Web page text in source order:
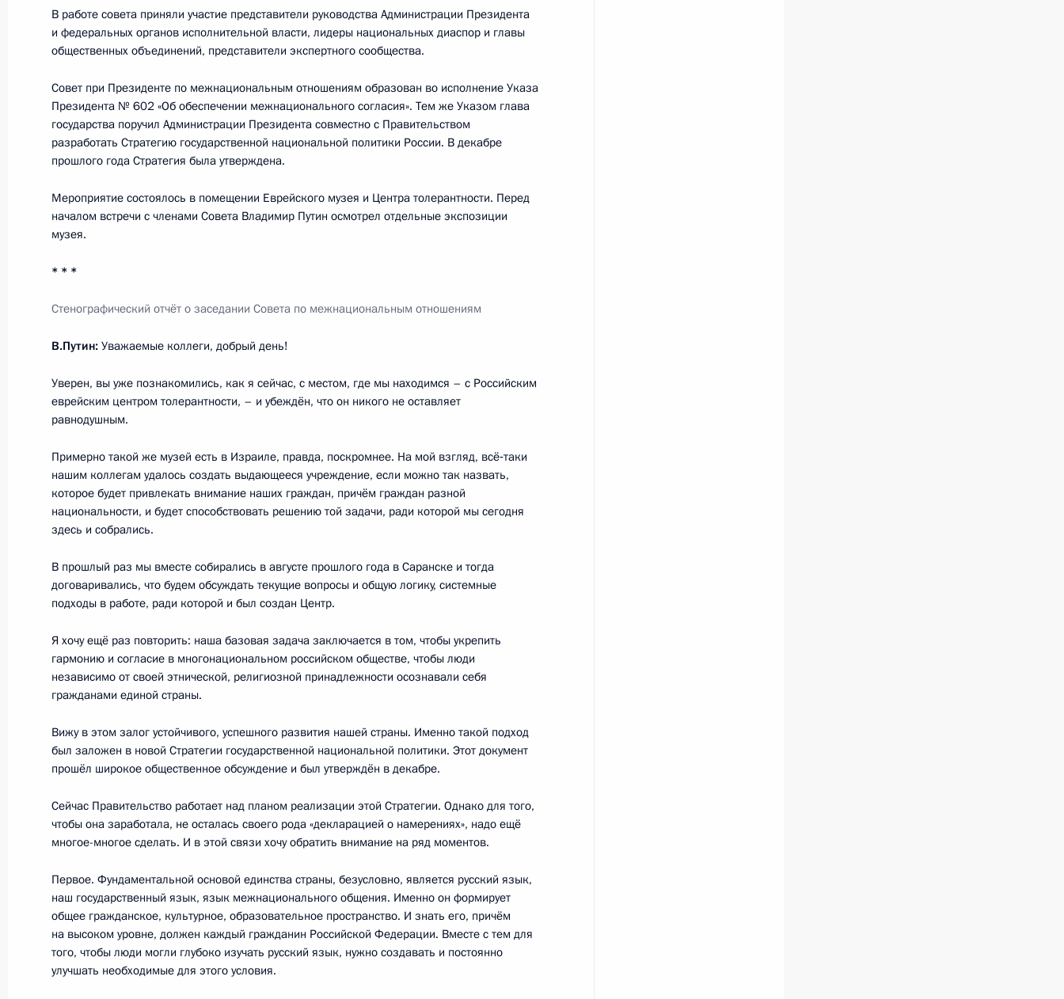
22 октября 2013 года, вторник
Заседание Совета по межнациональным отношениям
22 октября 2013 года, 19:10 Уфа
Заседание президиума Совета по межнациональным
4 июля 2013 года, четверг
отношениям
4 июля 2013 года, 18:00
17 марта 2013 года, воскресенье
Перечень поручений по итогам заседания Совета
17 марта 2013 года, 18:00
21 февраля 2013 года, четверг
Внесены изменения в состав Совета по межнациональным
отношениям
21 февраля 2013 года, 16:45
19 февраля 2013 года, вторник
Заседание Совета по межнациональным отношениям
19 января 2013 года, суббота
Об исполнении поручения Президента о проведении
В работе совета приняли участие представители руководства Администрации Президента
и федеральных органов исполнительной власти, лидеры национальных диаспор и главы
общественных объединений, представители экспертного сообщества.
Совет при Президенте по межнациональным отношениям образован во исполнение Указа
Президента № 602 «Об обеспечении межнационального согласия». Тем же Указом глава
государства поручил Администрации Президента совместно с Правительством
разработать Стратегию государственной национальной политики России. В декабре
прошлого года Стратегия была утверждена.
Мероприятие состоялось в помещении Еврейского музея и Центра толерантности. Перед
началом встречи с членами Совета Владимир Путин осмотрел отдельные экспозиции
музея.
* * *
Стенографический отчёт о заседании Совета по межнациональным отношениям
В.Путин: Уважаемые коллеги, добрый день!
Уверен, вы уже познакомились, как я сейчас, с местом, где мы находимся – с Российским
еврейским центром толерантности, – и убеждён, что он никого не оставляет
равнодушным.
Примерно такой же музей есть в Израиле, правда, поскромнее. На мой взгляд, всё‑таки
нашим коллегам удалось создать выдающееся учреждение, если можно так назвать,
которое будет привлекать внимание наших граждан, причём граждан разной
национальности, и будет способствовать решению той задачи, ради которой мы сегодня
здесь и собрались.
В прошлый раз мы вместе собирались в августе прошлого года в Саранске и тогда
договаривались, что будем обсуждать текущие вопросы и общую логику, системные
подходы в работе, ради которой и был создан Центр.
Я хочу ещё раз повторить: наша базовая задача заключается в том, чтобы укрепить
гармонию и согласие в многонациональном российском обществе, чтобы люди
независимо от своей этнической, религиозной принадлежности осознавали себя
гражданами единой страны.
Вижу в этом залог устойчивого, успешного развития нашей страны. Именно такой подход
был заложен в новой Стратегии государственной национальной политики. Этот документ
прошёл широкое общественное обсуждение и был утверждён в декабре.
Сейчас Правительство работает над планом реализации этой Стратегии. Однако для того,
чтобы она заработала, не осталась своего рода «декларацией о намерениях», надо ещё
многое-многое сделать. И в этой связи хочу обратить внимание на ряд моментов.
Первое. Фундаментальной основой единства страны, безусловно, является русский язык,
наш государственный язык, язык межнационального общения. Именно он формирует
общее гражданское, культурное, образовательное пространство. И знать его, причём
на высоком уровне, должен каждый гражданин Российской Федерации. Вместе с тем для
того, чтобы люди могли глубоко изучать русский язык, нужно создавать и постоянно
улучшать необходимые для этого условия.